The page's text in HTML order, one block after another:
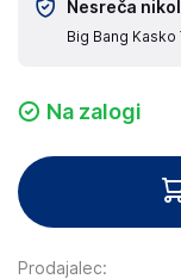
Nesreča
Big Bang Kasko
Na zalogi
Prodajalec: